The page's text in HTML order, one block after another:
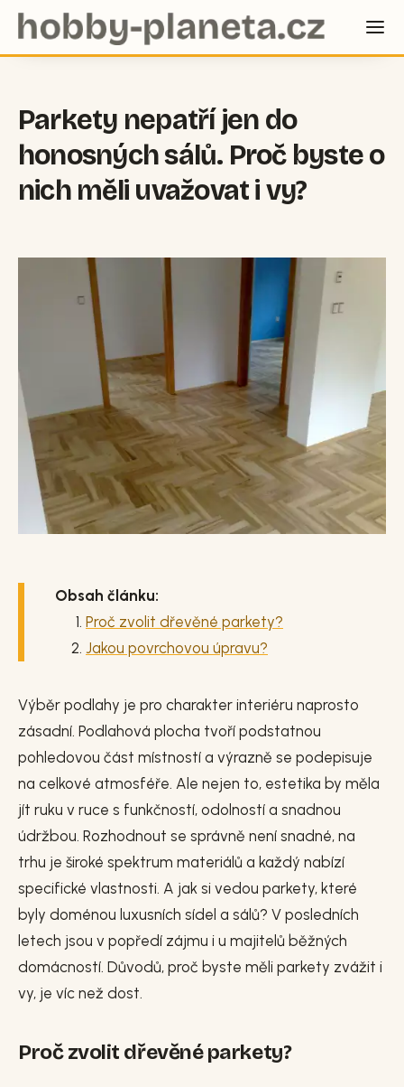
Parkety nepatří jen do
honosných sálů. Proč byste o
nich měli uvažovat i vy?
Obsah článku:
Proč zvolit dřevěné parkety?
Jakou povrchovou úpravu?
Výběr podlahy je pro charakter interiéru naprosto
zásadní. Podlahová plocha tvoří podstatnou
pohledovou část místností a výrazně se podepisuje
na celkové atmosféře. Ale nejen to, estetika by měla
jít ruku v ruce s funkčností, odolností a snadnou
údržbou. Rozhodnout se správně není snadné, na
trhu je široké spektrum materiálů a každý nabízí
specifické vlastnosti. A jak si vedou parkety, které
byly doménou luxusních sídel a sálů? V posledních
letech jsou v popředí zájmu i u majitelů běžných
domácností. Důvodů, proč byste měli parkety zvážit i
vy, je víc než dost.
Proč zvolit dřevěné parkety?